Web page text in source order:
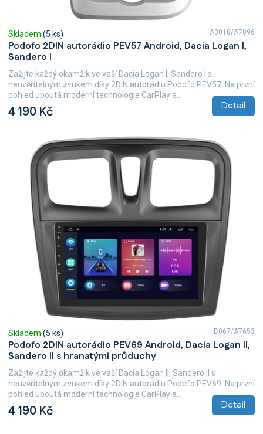
Podofo 2DIN autorádio PEV57 Android, Dacia Logan I,
Sandero I
Skladem (5 ks)
4 190 Kč Detail
Zažijte každý okamžik ve vaší Dacia Logan I, Sandero I s
neuvěřitelným zvukem díky 2DIN autorádiu Podofo PEV57. Na první
pohled upoutá moderní technologie CarPlay a...
A3018/A7096
Podofo 2DIN autorádio PEV69 Android, Dacia Logan II,
Sandero II s hranatými průduchy
Skladem (5 ks)
4 190 Kč Detail
Zažijte každý okamžik ve vaší Dacia Logan II, Sandero II s
neuvěřitelným zvukem díky 2DIN autorádiu Podofo PEV69. Na první
pohled upoutá moderní technologie CarPlay a...
B067/A7653